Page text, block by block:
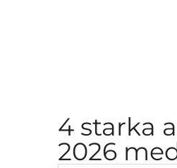
4 starka
2026